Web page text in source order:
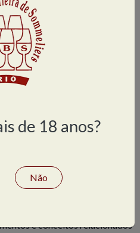
Arak, Pisco
e conceitos relacionados
de 18 anos?
Não